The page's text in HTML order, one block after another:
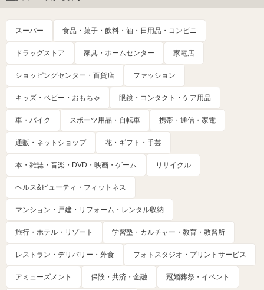
スーパー 食品・菓子・飲料・酒・日用品・コンビニ
ドラッグストア 家具・ホームセンター 家電店
ショッピングセンター・百貨店 ファッション
キッズ・ベビー・おもちゃ 眼鏡・コンタクト・ケア用品
車・バイク スポーツ用品・自転車 携帯・通信・家電
通販・ネットショップ 花・ギフト・手芸
本・雑誌・音楽・DVD・映画・ゲーム リサイクル
ヘルス&ビューティ・フィットネス
マンション・戸建・リフォーム・レンタル収納
旅行・ホテル・リゾート 学習塾・カルチャー・教育・教習所
レストラン・デリバリー・外食 フォトスタジオ・プリントサービス
アミューズメント 保険・共済・金融 冠婚葬祭・イベント